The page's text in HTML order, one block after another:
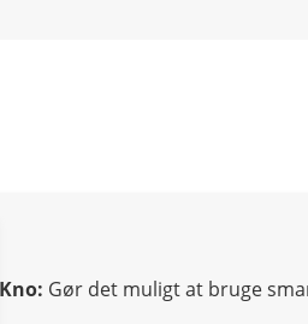
Gør det muligt at bruge